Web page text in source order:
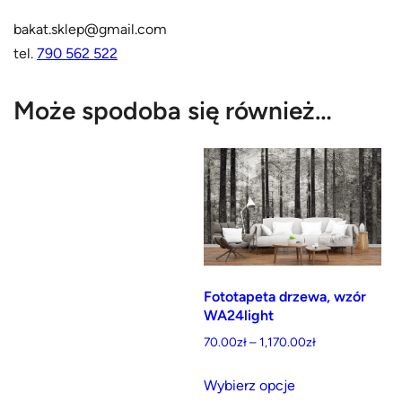
bakat.sklep@gmail.com
tel.790 562 522
Może spodoba się również…
Fototapeta drzewa, wzór
WA24light
70.00zł – 1,170.00złZakres
Wybierz opcje